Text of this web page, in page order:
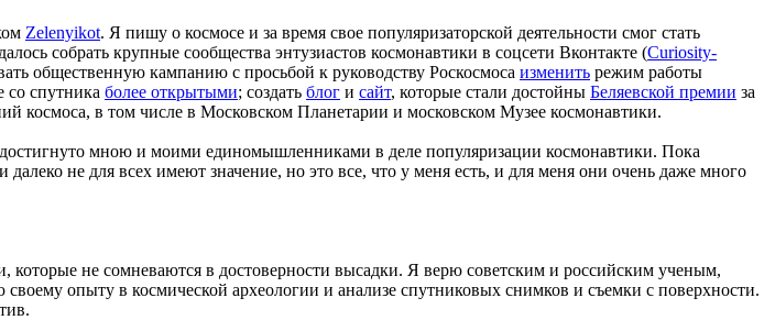
Zelenyikot. Я пишу о космосе и за время свое популяризаторской деятельности смог стать
собрать крупные сообщества энтузиастов космонавтики в соцсети Вконтакте (Curiosity-
общественную кампанию с просьбой к руководству Роскосмоса изменить режим работы
со спутника более открытыми; создать блог и сайт, которые стали достойны Беляевской премии за
космоса, в том числе в Московском Планетарии и московском Музее космонавтики.
мною и моими единомышленниками в деле популяризации космонавтики. Пока
не для всех имеют значение, но это все, что у меня есть, и для меня они очень даже много
не сомневаются в достоверности высадки. Я верю советским и российским ученым,
опыту в космической археологии и анализе спутниковых снимков и съемки с поверхности.